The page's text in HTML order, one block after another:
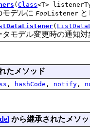
( Class<T>
デルに FooListener
(
デル変更時の通知対
たメソッド
, hashCode , notify ,
から継承されたメソ